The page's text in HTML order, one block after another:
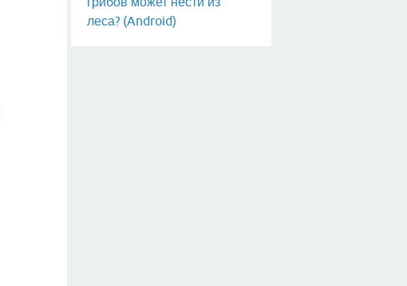
леса? (Android)